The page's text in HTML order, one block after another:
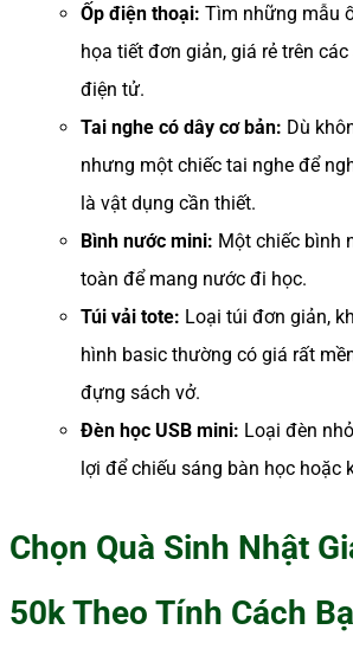
Ốp điện thoại: Tìm những mẫu
họa tiết đơn giản, giá rẻ trên
điện tử.
Tai nghe có dây cơ bản: Dù
nhưng một chiếc tai nghe để
là vật dụng cần thiết.
Bình nước mini: Một chiếc bình
toàn để mang nước đi học.
Túi vải tote: Loại túi đơn giản,
hình basic thường có giá rất
đựng sách vở.
Đèn học USB mini: Loại đèn
lợi để chiếu sáng bàn học hoặc
Chọn Quà Sinh Nhật
50k Theo Tính Cách